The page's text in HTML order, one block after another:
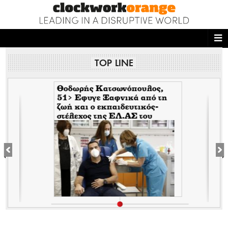
NEWS DESK
THE ONES WHO DO
MAGAZINE
TOP LINE
Θοδωρής Κατσωνόπουλος,
51> Εφυγε Ξαφνικά από τη
ζωή και ο εκπαιδευτικός-
στέλεχος της EΛ.ΑΣ του
Τσίπρα, λίγο αφότου έφυγε
ξαφνικά και ο Ανδρέας
Μπρακούλιας, 55 του
Mέρα25